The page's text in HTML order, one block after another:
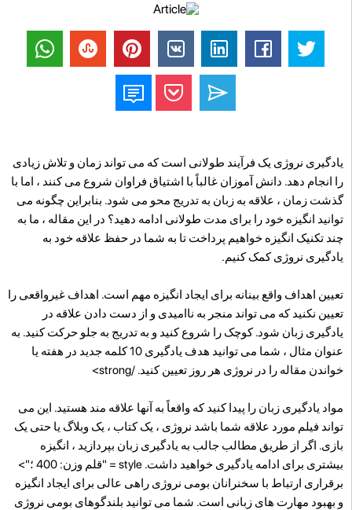
یادگیری نروژی یک فرآیند طولانی است که می تواند زمان و تلاش زیادی
را انجام دهد. دانش آموزان غالباً با اشتیاق فراوان شروع می کنند ، اما با
گذشت زمان ، علاقه به زبان به تدریج محو می شود. بنابراین چگونه می
توانید انگیزه خود را برای مدت طولانی ادامه دهید؟ در این مقاله ، ما به
چند تکنیک انگیزه خواهیم پرداخت تا به شما در حفظ علاقه خود به
یادگیری نروژی کمک کنیم.
تعیین اهداف واقع بینانه برای ایجاد انگیزه مهم است. اهداف غیرواقعی را
تعیین نکنید که می تواند منجر به ناامیدی و از دست دادن علاقه در
یادگیری زبان شود. کوچک را شروع کنید و به تدریج به جلو حرکت کنید. به
عنوان مثال ، شما می توانید هدف یادگیری 10 کلمه جدید در هفته یا
خواندن مقاله را در نروژی هر روز تعیین کنید. /strong>
مواد یادگیری زبان را پیدا کنید که واقعاً به آنها علاقه مند هستید. این می
تواند فیلم مورد علاقه شما باشد نروژی ، یک کتاب ، یک وبلاگ یا حتی یک
بازی. اگر از طریق مطالب جالب به یادگیری زبان بپردازید ، انگیزه
بیشتری برای ادامه یادگیری خواهید داشت. style = "قلم وزن: 400 ؛">
برقراری ارتباط با سخنرانان بومی نروژی راهی عالی برای ایجاد انگیزه
و بهبود مهارت های زبانی است. شما می توانید بلندگوهای بومی نروژی